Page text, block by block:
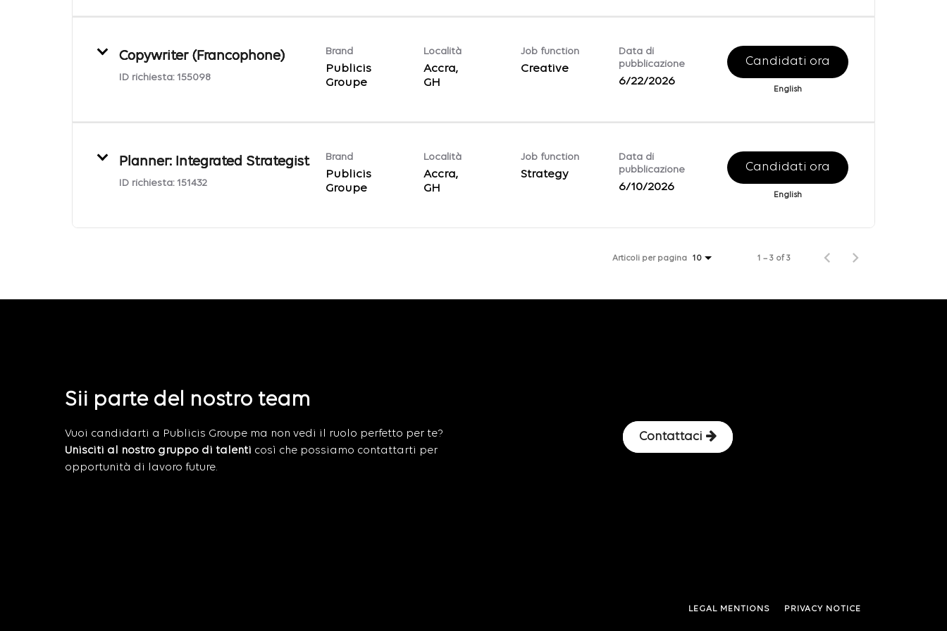
Copywriter (Francophone)
ID richiesta: 155098
Brand
Publicis
Groupe
Località
Accra,
Job function
Creative
Data di
pubblicazione
6/22/2026
Candidati ora
English
Planner: Integrated Strategist
ID richiesta: 151432
Brand
Publicis
Groupe
Località
Accra,
Job function
Strategy
Data di
pubblicazione
6/10/2026
Candidati ora
English
Articoli per pagina 10 1 – 3 of 3
Sii parte del nostro team
Vuoi candidarti a Publicis Groupe ma non vedi il ruolo perfetto per te?
Unisciti al nostro gruppo di talenti così che possiamo contattarti per
opportunità di lavoro future.
Contattaci
LEGAL MENTIONS PRIVACY NOTICE